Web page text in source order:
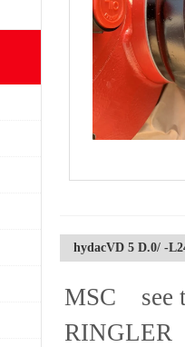
hydacVD 5 D.0/ -
MSC see